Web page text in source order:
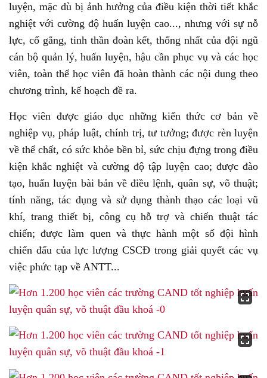
luyện, mặc dù bị ảnh hưởng của điều kiện thời tiết khắc
nghiệt với cường độ huấn luyện cao..., nhưng với sự nỗ
lực, cố gắng, tinh thần đoàn kết, thống nhất của đội ngũ
cán bộ quản lý, huấn luyện, hậu cần phục vụ và các học
viên, toàn thể học viên đã hoàn thành các nội dung theo
chương trình, kế hoạch đề ra.
Học viên được giáo dục những kiến thức cơ bản về
nghiệp vụ, pháp luật, chính trị, tư tưởng; được rèn luyện
về thể chất, có sức khỏe bền bỉ, sức chịu đựng trong điều
kiện khắc nghiệt và cường độ tập luyện cao; được đào
tạo, huấn luyện bài bản về điều lệnh, quân sự, võ thuật;
tính năng, tác dụng và sử dụng thành thạo các loại vũ
khí, trang thiết bị, công cụ hỗ trợ và chiến thuật tác
chiến; được làm quen và thực hành một số đội hình
chiến đấu của lực lượng CSCĐ trong giải quyết các vụ
việc phức tạp về ANTT...